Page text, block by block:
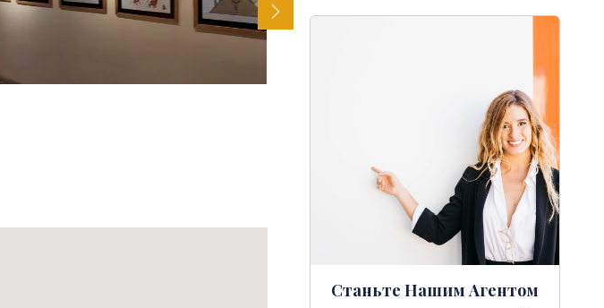
Станьте Нашим Агентом